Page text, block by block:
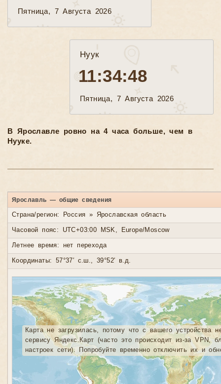
Пятница, 7 Августа 2026
Нуук
11:34:50
Пятница, 7 Августа 2026
В Ярославле ровно на 4 часа больше, чем в
Нууке.
Ярославль — общие сведения
Страна/регион: Россия » Ярославская область
Часовой пояс: UTC+03:00 MSK, Europe/Moscow
Летнее время: нет перехода
Координаты: 57°37′ с.ш., 39°52′ в.д.
Карта не загрузилась, потому что с вашего устройства
сервису Яндекс.Карт (часто это происходит из-за VPN,
настроек сети). Попробуйте временно отключить их и